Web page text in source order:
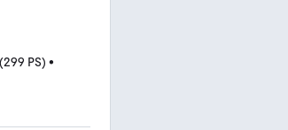
PS) •